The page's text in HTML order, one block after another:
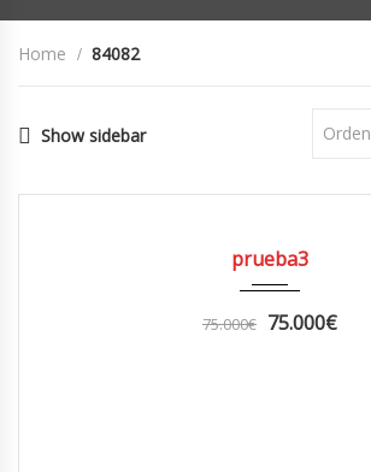
Home 84082
Show sidebar
prueba3
75.000€ 75.000€